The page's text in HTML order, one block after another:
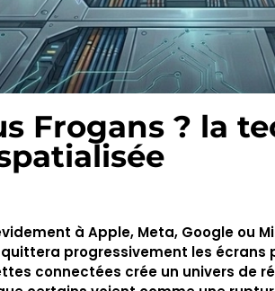
Frogans ? la
à Apple, Meta, Google ou
progressivement les écrans
connectées crée un univers de